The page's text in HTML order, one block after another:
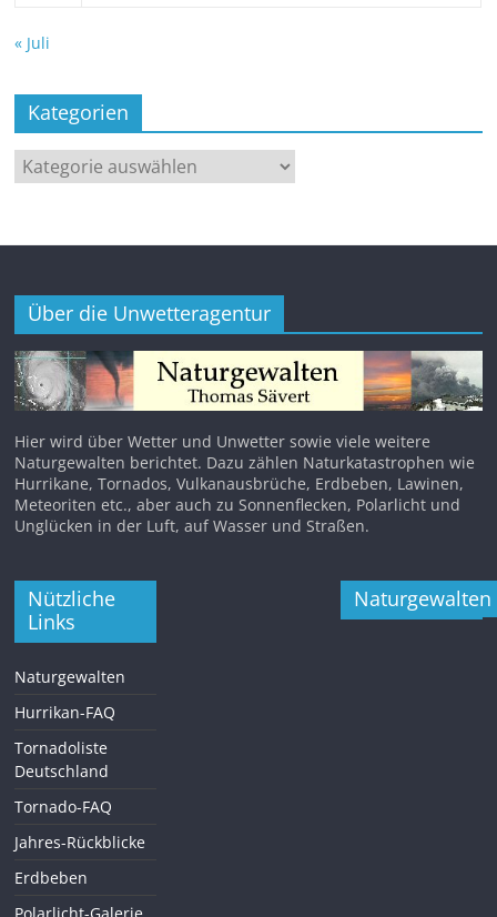
« Juli
Kategorien
Kategorien
Über die Unwetteragentur
Hier wird über Wetter und Unwetter sowie viele weitere
Naturgewalten berichtet. Dazu zählen Naturkatastrophen wie
Hurrikane, Tornados, Vulkanausbrüche, Erdbeben, Lawinen,
Meteoriten etc., aber auch zu Sonnenflecken, Polarlicht und
Unglücken in der Luft, auf Wasser und Straßen.
Nützliche
Links
Naturgewalten
Hurrikan-FAQ
Tornadoliste
Deutschland
Tornado-FAQ
Jahres-Rückblicke
Erdbeben
Naturgewalten